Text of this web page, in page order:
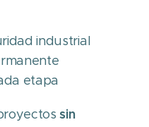
industrial
etapa
sin